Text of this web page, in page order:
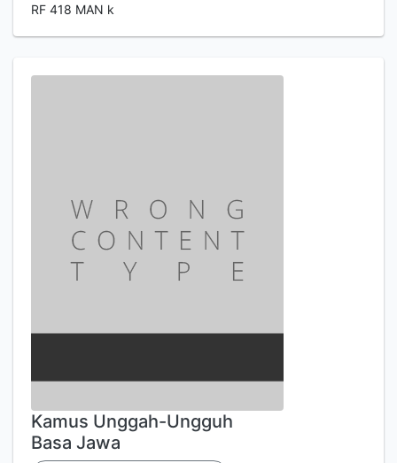
RF 418 MAN k
Kamus Unggah-Ungguh
Basa Jawa